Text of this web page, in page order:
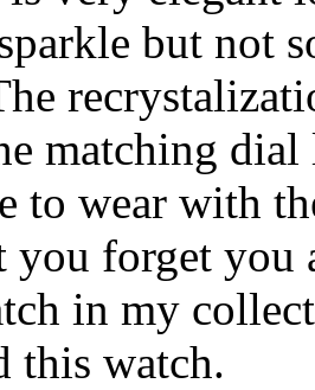
but not
matching
to wear with
forget you
in my
this watch.